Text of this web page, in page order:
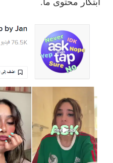
ابتكار محتوى ما.